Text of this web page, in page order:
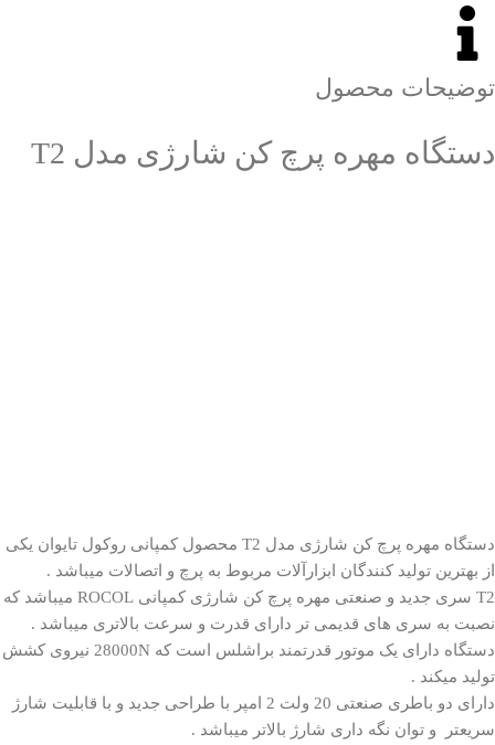
توضیحات محصول
دستگاه مهره پرچ کن شارژی مدل T2
دستگاه مهره پرچ کن شارژی
مدل T2 محصول کمپانی روکول تایوان یکی
از بهترین تولید کنندگان ابزارآلات مربوط به پرچ و اتصالات میباشد .
T2 سری جدید و صنعتی مهره پرچ کن شارژی کمپانی ROCOL میباشد که
نصبت به سری های قدیمی تر دارای قدرت و سرعت بالاتری میباشد .
دستگاه دارای یک موتور قدرتمند براشلس است که 28000N نیروی کشش
تولید میکند .
دارای دو باطری صنعتی 20 ولت 2 امپر با طراحی جدید و با قابلیت شارژ
سریعتر و توان نگه داری شارژ بالاتر میباشد .